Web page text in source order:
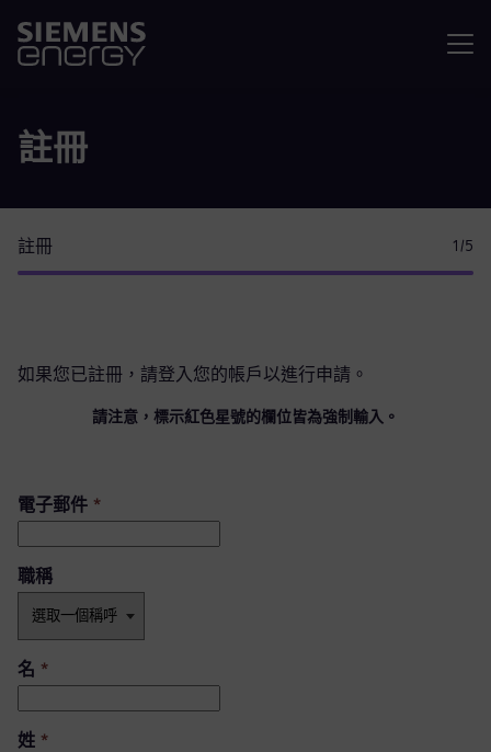
註冊
註冊 1 /5
如果您已註冊，請登入您的帳戶以進行申請。
請注意，標示紅色星號的欄位皆為強制輸入。
電子郵件 *
職稱
名 *
姓 *